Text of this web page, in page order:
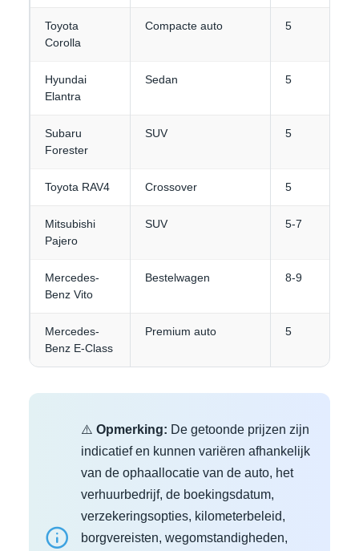
Toyota
Corolla
Compacte auto 5
Hyundai
Elantra
Sedan 5
Subaru
Forester
SUV 5
Toyota RAV4 Crossover 5
Mitsubishi
Pajero
SUV 5-7
Mercedes-
Benz Vito
Bestelwagen 8-9
Mercedes-
Benz E-Class
Premium auto 5
⚠️ Opmerking: De getoonde prijzen zijn
indicatief en kunnen variëren afhankelijk
van de ophaallocatie van de auto, het
verhuurbedrijf, de boekingsdatum,
verzekeringsopties, kilometerbeleid,
borgvereisten, wegomstandigheden,